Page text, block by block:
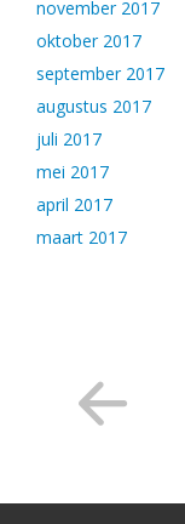
november 2017
oktober 2017
september 2017
augustus 2017
juli 2017
mei 2017
april 2017
maart 2017